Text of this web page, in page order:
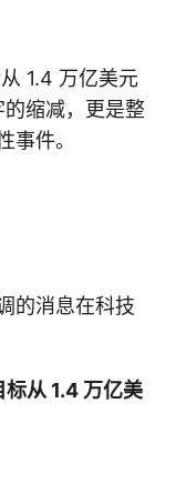
1.4 万亿美元
缩减，更是整
事件。
的消息在科技
从 1.4 万亿美